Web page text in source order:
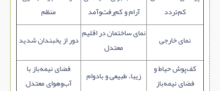
کم‌تردد
آرام و کم‌رفت‌وآمد
منظم
نمای خارجی
نمای ساختمان در اقلیم
معتدل
دور از یخبندان شدید
کف‌پوش حیاط و
فضای نیمه‌باز
زیبا، طبیعی و بادوام
فضای نیمه‌باز با
آب‌وهوای معتدل